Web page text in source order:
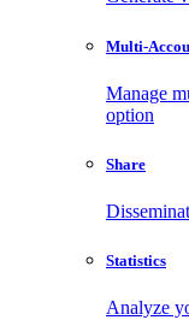
Multi-
Manage
option
Share
Statistics
Analyze